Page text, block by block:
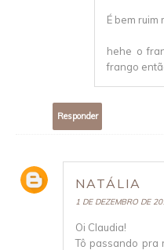
É bem ruim
hehe o
frango
Responder
NATÁLIA
1 DE DEZEMBRO DE
Oi Claudia!
Tô passando pra